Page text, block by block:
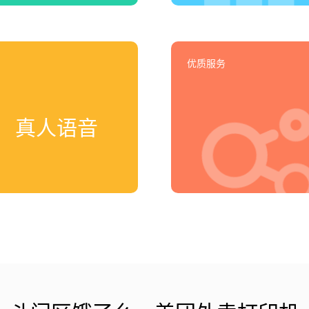
真人语音
优质服务